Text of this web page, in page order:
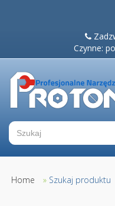
Czynne:
Home » Szukaj produktu